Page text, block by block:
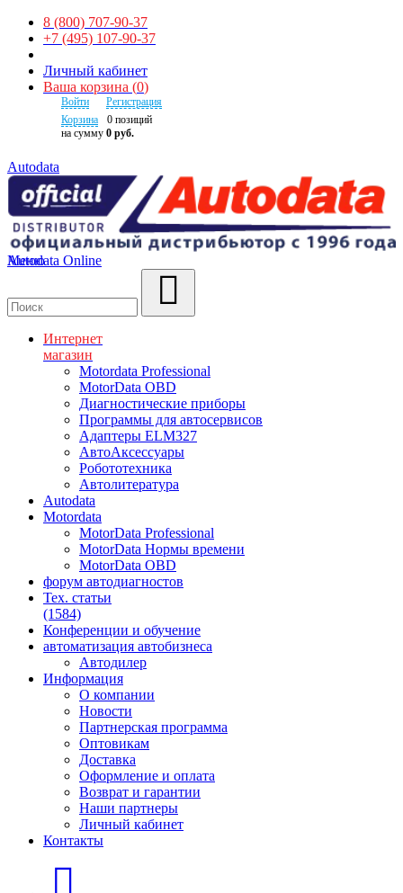
8 (800) 707-90-37
+7 (495) 107-90-37
Личный кабинет
Ваша корзина (0)
Войти
Регистрация
Корзина
0 позиций
на сумму 0 руб.
Autodata
Autodata Online
Меню
Интернет
магазин
Motordata Professional
MotorData OBD
Диагностические приборы
Программы для автосервисов
Адаптеры ELM327
АвтоАксессуары
Робототехника
Автолитература
Autodata
Motordata
MotorData Professional
MotorData Нормы времени
MotorData OBD
форум автодиагностов
Тех. статьи
(1584)
Конференции и обучение
автоматизация автобизнеса
Автодилер
Информация
О компании
Новости
Партнерская программа
Оптовикам
Доставка
Оформление и оплата
Возврат и гарантии
Наши партнеры
Личный кабинет
Контакты